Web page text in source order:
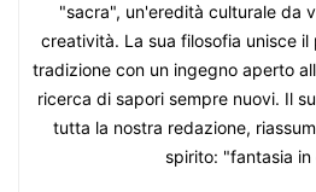
"sacra", un'eredità culturale da
creatività. La sua filosofia unisce
tradizione con un ingegno aperto
ricerca di sapori sempre nuovi. Il
tutta la nostra redazione,
spirito: "fantasia in